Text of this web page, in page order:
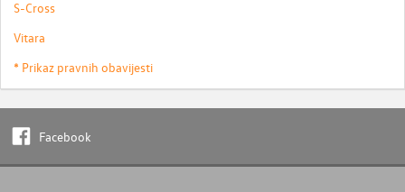
S-Cross
Vitara
* Prikaz pravnih obavijesti
Facebook